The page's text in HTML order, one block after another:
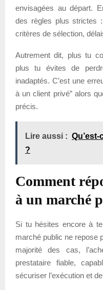
envisagées au départ.
des règles plus strictes
critères de sélection,
Autrement dit, plus tu
plus tu évites de
inadaptés. C’est une
à un client privé” alors
précis.
Lire aussi :
?
Comment
à un marché
Si tu hésites encore à
marché public ne repose
majorité des cas,
prestataire fiable,
sécuriser l’exécution et